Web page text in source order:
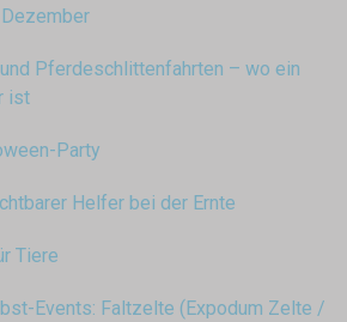
Pferdeschlittenfahrten – wo ein
ist
Party
Helfer bei der Ernte
Tiere
Events: Faltzelte (Expodum Zelte /